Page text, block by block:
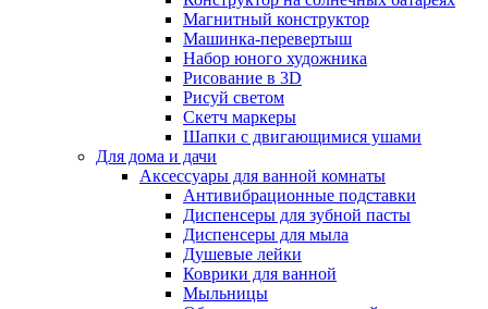
Магнитный конструктор
Машинка-перевертыш
Набор юного художника
Рисование в 3D
Рисуй светом
Скетч маркеры
Шапки с двигающимися ушами
Для дома и дачи
Аксессуары для ванной комнаты
Антивибрационные подставки
Диспенсеры для зубной пасты
Диспенсеры для мыла
Душевые лейки
Коврики для ванной
Мыльницы